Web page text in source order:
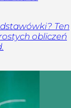
Ten
obliczeń